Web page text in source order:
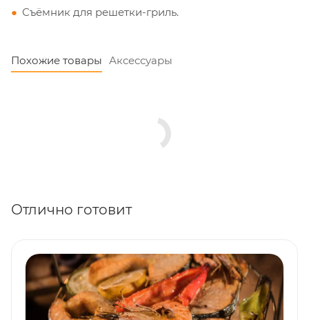
Съёмник для решетки-гриль.
Похожие товары Аксессуары
Отлично готовит